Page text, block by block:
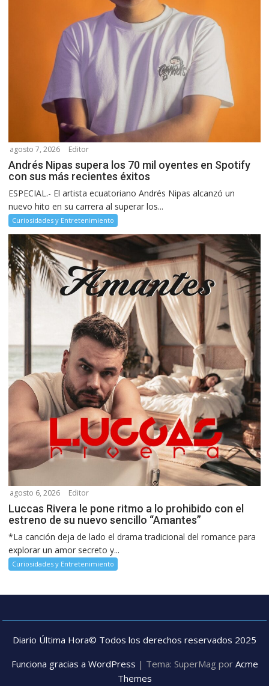
agosto 7, 2026 Editor
Andrés Nipas supera los 70 mil oyentes en Spotify
con sus más recientes éxitos
ESPECIAL.- El artista ecuatoriano Andrés Nipas alcanzó un
nuevo hito en su carrera al superar los...
Curiosidades y Entretenimiento
agosto 6, 2026 Editor
Luccas Rivera le pone ritmo a lo prohibido con el
estreno de su nuevo sencillo “Amantes”
*La canción deja de lado el drama tradicional del romance para
explorar un amor secreto y...
Curiosidades y Entretenimiento
Diario Última Hora© Todos los derechos reservados 2025
Funciona gracias a WordPress | Tema: SuperMag por Acme
Themes